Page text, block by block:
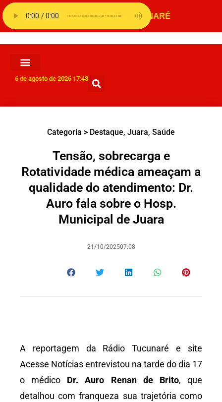
6 de agosto de 2026 17:43
Categoria > Destaque, Juara, Saúde
Tensão, sobrecarga e
Rotatividade médica ameaçam a
qualidade do atendimento: Dr.
Auro fala sobre o Hosp.
Municipal de Juara
21/10/202507:08
A reportagem da Rádio Tucunaré e site
Acesse Notícias entrevistou na tarde do dia 17
o médico Dr. Auro Renan de Brito, que
detalhou com franqueza sua trajetória como